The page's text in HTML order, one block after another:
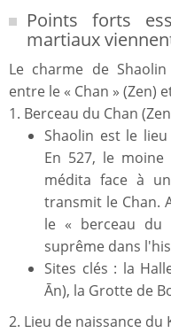
Points forts
martiaux
Le charme de
entre le « Chan » (Zen)
1. Berceau du Chan
Shaolin est le
En 527, le
médita face à
transmit le Chan.
le « berceau du
suprême dans
Sites clés : la
Ān), la Grotte de
2. Lieu de naissance du